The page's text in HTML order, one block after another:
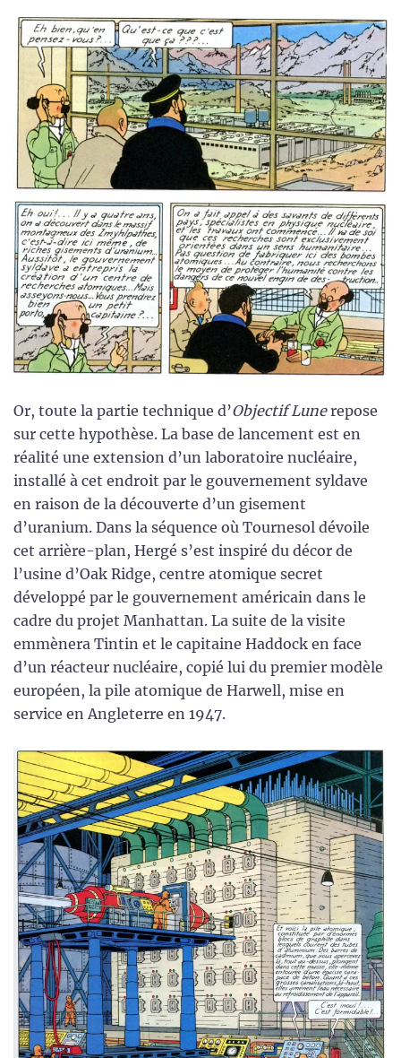
Or, toute la partie technique d’Objectif Lunerepose
sur cette hypothèse. La base de lancement est en
réalité une extension d’un laboratoire nucléaire,
installé à cet endroit par le gouvernement syldave
en raison de la découverte d’un gisement
d’uranium. Dans la séquence où Tournesol dévoile
cet arrière-plan, Hergé s’est inspiré du décor de
l’usine d’Oak Ridge, centre atomique secret
développé par le gouvernement américain dans le
cadre du projet Manhattan. La suite de la visite
emmènera Tintin et le capitaine Haddock en face
d’un réacteur nucléaire, copié lui du premier modèle
européen, la pile atomique de Harwell, mise en
service en Angleterre en 1947.